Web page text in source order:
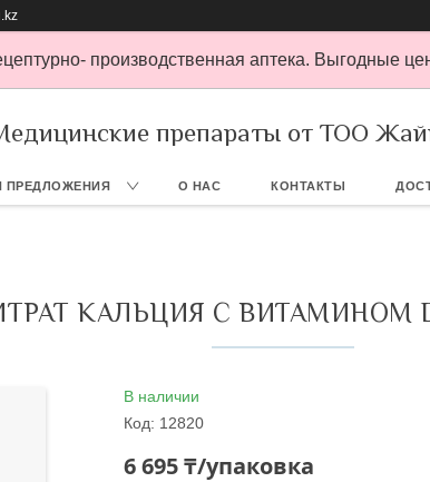
производственная аптека. Выгодные
препараты от ТОО
ПРЕДЛОЖЕНИЯ О НАС КОНТАКТЫ
КАЛЬЦИЯ С ВИТАМИНОМ
В наличии
Код: 12820
6 695 ₸/упаковка